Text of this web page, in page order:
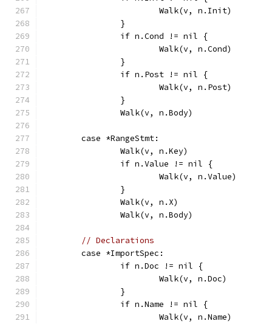
			Walk(v, n.Init)
		}
		if n.Cond != nil {
			Walk(v, n.Cond)
		}
		if n.Post != nil {
			Walk(v, n.Post)
		}
		Walk(v, n.Body)
	case *RangeStmt:
		Walk(v, n.Key)
		if n.Value != nil {
			Walk(v, n.Value)
		}
		Walk(v, n.X)
		Walk(v, n.Body)
// Declarations
	case *ImportSpec:
		if n.Doc != nil {
			Walk(v, n.Doc)
		}
		if n.Name != nil {
			Walk(v, n.Name)